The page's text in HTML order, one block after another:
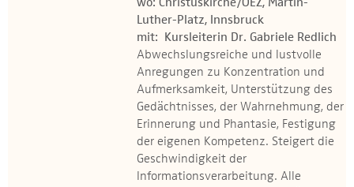
wo: Christuskirche/OEZ, Martin-
Luther-Platz, Innsbruck
mit: Kursleiterin Dr. Gabriele Redlich
Abwechslungsreiche und lustvolle
Anregungen zu Konzentration und
Aufmerksamkeit, Unterstützung des
Gedächtnisses, der Wahrnehmung, der
Erinnerung und Phantasie, Festigung
der eigenen Kompetenz. Steigert die
Geschwindigkeit der
Informationsverarbeitung. Alle